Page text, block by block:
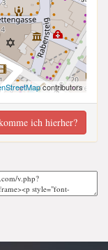
contributors
ich hierher?